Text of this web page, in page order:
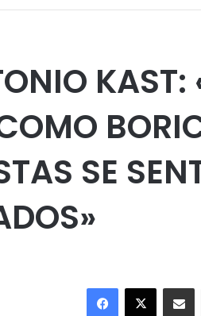
KAST:
SE
Facebook
X